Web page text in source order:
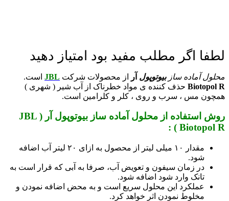
لطفا اگر مطلب مفید بود امتیاز دهید
محلول آماده ساز بیوتوپول آر از محصولات شرکت JBL است.
Biotopol R حذف کننده ی مواد خطرناک از آب شیر ( شهری )
همچون مس ، سرب و روی ، کلر و کلرامین است.
روش استفاده از محلول آماده ساز بیوتوپول آر (
JBL
Biotopol R
) :
مقدار ۱۰ میلی لیتر از محصول به ازای ۲۰ لیتر آب اضافه
شود.
در زمان سیفون و تعویض آب، صرفا به آبی که قرار است به
تانک وارد شود اضافه شود.
عملکرد این محلول سریع است و به محض اضافه نمودن و
مخلوط نمودن اثر خواهد کرد.